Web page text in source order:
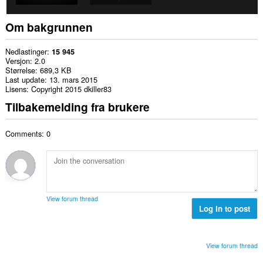
Om bakgrunnen
Nedlastinger 15 945
Versjon 2.0
Størrelse 689,3 KB
Last update 13. mars 2015
Lisens Copyright 2015 dkiller83
Tilbakemelding fra brukere
Comments: 0
View forum thread
Log in to post
View forum thread